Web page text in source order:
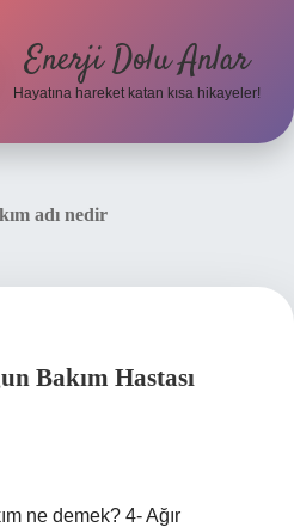
Enerji Dolu Anlar
Hayatına hareket katan kısa hikayeler!
adı nedir
Bakım Hastası
ne demek? 4- Ağır